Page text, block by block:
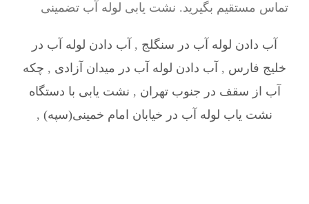
تماس مستقیم بگیرید. نشت یابی لوله آب تضمینی
آب دادن لوله آب در سنگلج , آب دادن لوله آب در
خلیج فارس , آب دادن لوله آب در میدان آزادی , چکه
آب از سقف در جنوب تهران , نشت یابی با دستگاه
نشت یاب لوله آب در خیابان امام خمینی(سپه) ,